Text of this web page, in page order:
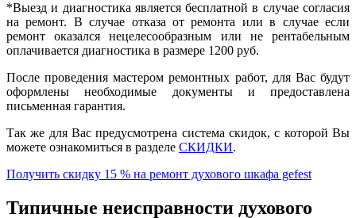
*Выезд и диагностика является бесплатной в случае согласия
на ремонт. В случае отказа от ремонта или в случае если
ремонт оказался нецелесообразным или не рентабельным
оплачивается диагностика в размере 1200 руб.
После проведения мастером ремонтных работ, для Вас будут
оформлены необходимые документы и предоставлена
письменная гарантия.
Так же для Вас предусмотрена система скидок, с которой Вы
можете ознакомиться в разделе СКИДКИ.
Получить скидку 15 % на ремонт духового шкафа gefest
Типичные неисправности духового